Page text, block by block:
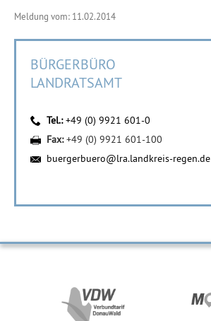
Meldung vom: 11.02.2014
BÜRGERBÜRO
LANDRATSAMT
Tel.:+49 (0) 9921 601-0
Fax:+49 (0) 9921 601-100
buergerbuero@lra.landkreis-regen.de